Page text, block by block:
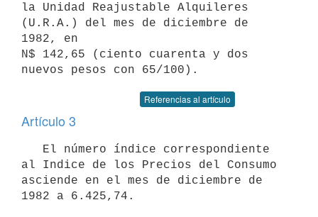
la Unidad Reajustable Alquileres
(U.R.A.) del mes de diciembre de
1982, en
N$ 142,65 (ciento cuarenta y dos
Referencias al artículo
Artículo 3
al Indice de los Precios del Consumo
asciende en el mes de diciembre de